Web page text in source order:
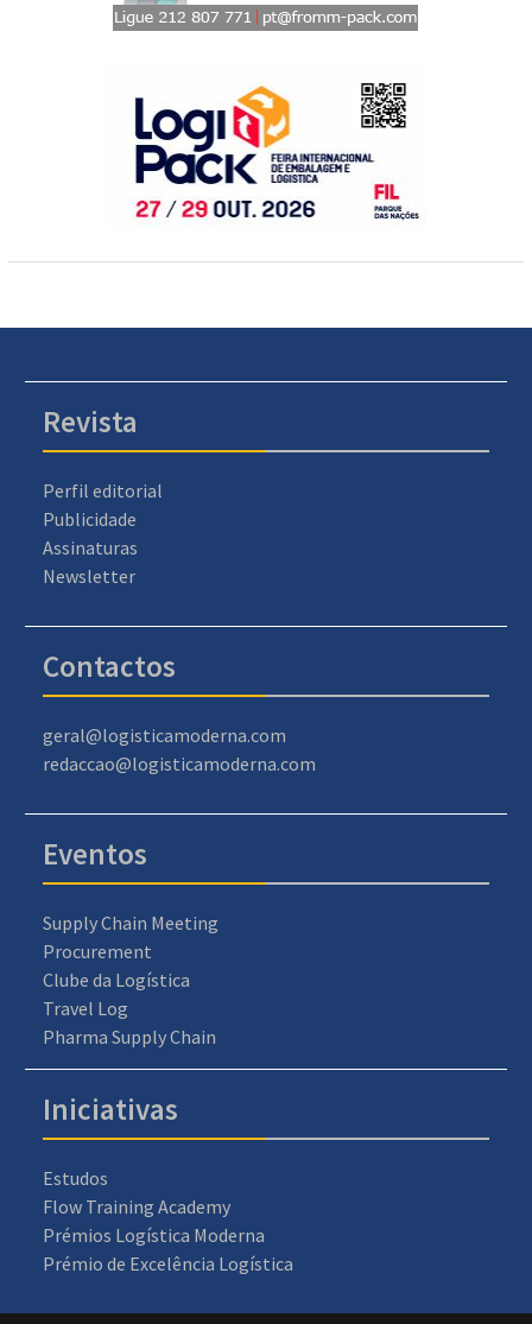
Revista
Perfil editorial
Publicidade
Assinaturas
Newsletter
Contactos
geral@logisticamoderna.com
redaccao@logisticamoderna.com
Eventos
Supply Chain Meeting
Procurement
Clube da Logística
Travel Log
Pharma Supply Chain
Iniciativas
Estudos
Flow Training Academy
Prémios Logística Moderna
Prémio de Excelência Logística